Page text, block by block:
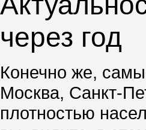
через год
Конечно же,
Москва, Санкт-
плотностью